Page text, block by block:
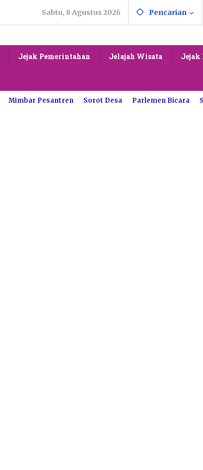
Sabtu, 8 Agustus 2026 Pencarian
Jejak Pemerintahan Jelajah Wisata Jejak
Mimbar Pesantren Sorot Desa Parlemen Bicara